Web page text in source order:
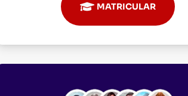
MATRICULAR